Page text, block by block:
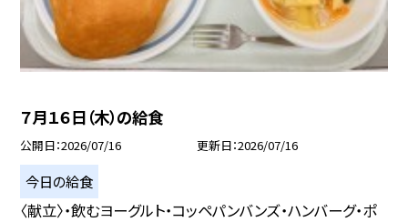
７月１６日（木）の給食
公開日 2026/07/16 更新日 2026/07/16
今日の給食
〈献立〉・飲むヨーグルト・コッペパンバンズ・ハンバーグ・ポ